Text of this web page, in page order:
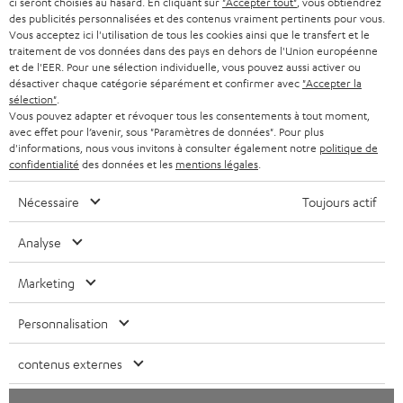
s
l
e
t
t
e
r
BLUETOOTH
CASQUES AUDIO
CASQUES BLUETOOTH AUDIO
SYSTEMES COMPLETS
ENCEINTES
ÉCOUTEURS INTRA-AURICULAIRES
FANSHOP
NOUVEAUTÉS
BLOG
NEWSLETTER
MAGASINS
AVANTAGES D’ACHAT
L’HISTOIRE DE TEUFEL
MANAGEMENT
DEVELOPPEMENT DURABLE
VALEURS
ACCESSIBILITÉ
SUISSE
PAYS-BAS
BELGIQUE
FRANCE
ESPAGNE
USA
Sous réserve de modifications techniques, de fautes de frappe et d’autres
livraison. D’éventuels frais d’élimination des batteries sont inclus dans le prix.
©2026 Lautsprecher Teufel GmbH - Tous droits réservés.
des publicités personnalisées et des contenus vraiment pertinents pour vous.
Vous acceptez ici l'utilisation de tous les cookies ainsi que le transfert et le
traitement de vos données dans des pays en dehors de l'Union européenne
et de l'EER. Pour une sélection individuelle, vous pouvez aussi activer ou
désactiver chaque catégorie séparément et confirmer avec "Accepter la
sélection"
Vous pouvez adapter et révoquer tous les consentements à tout moment,
avec effet pour l’avenir, sous "Paramètres de données". Pour plus
d'informations, nous vous invitons à consulter également notre politique de
confidentialité des données et les mentions légales
Nécessaire Toujours actif
Analyse
Marketing
Personnalisation
contenus externes